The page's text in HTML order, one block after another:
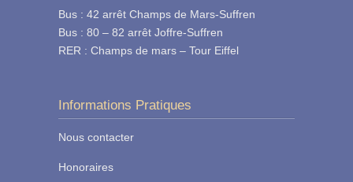
Bus : 42 arrêt Champs de Mars-Suffren
Bus : 80 – 82 arrêt Joffre-Suffren
RER : Champs de mars – Tour Eiffel
Informations Pratiques
Nous contacter
Honoraires